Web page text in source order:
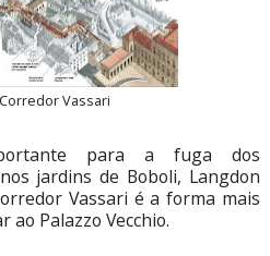
Vassari
para a fuga dos
jardins de Boboli, Langdon
Vassari é a forma mais
ao Palazzo Vecchio.